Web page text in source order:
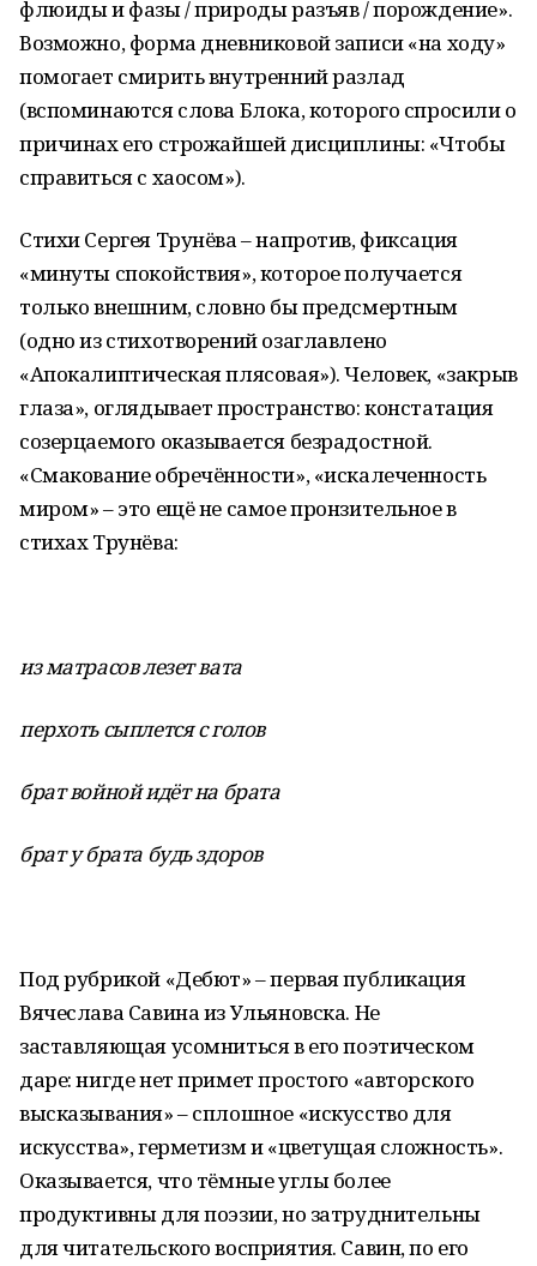
флюиды и фазы / природы разъяв / порождение».
Возможно, форма дневниковой записи «на ходу»
помогает смирить внутренний разлад
(вспоминаются слова Блока, которого спросили о
причинах его строжайшей дисциплины: «Чтобы
справиться с хаосом»).
Стихи Сергея Трунёва – напротив, фиксация
«минуты спокойствия», которое получается
только внешним, словно бы предсмертным
(одно из стихотворений озаглавлено
«Апокалиптическая плясовая»). Человек, «закрыв
глаза», оглядывает пространство: констатация
созерцаемого оказывается безрадостной.
«Смакование обречённости», «искалеченность
миром» – это ещё не самое пронзительное в
стихах Трунёва:
из матрасов лезет вата
перхоть сыплется с голов
брат войной идёт на брата
брат у брата будь здоров
Под рубрикой «Дебют» – первая публикация
Вячеслава Савина из Ульяновска. Не
заставляющая усомниться в его поэтическом
даре: нигде нет примет простого «авторского
высказывания» – сплошное «искусство для
искусства», герметизм и «цветущая сложность».
Оказывается, что тёмные углы более
продуктивны для поэзии, но затруднительны
для читательского восприятия. Савин, по его